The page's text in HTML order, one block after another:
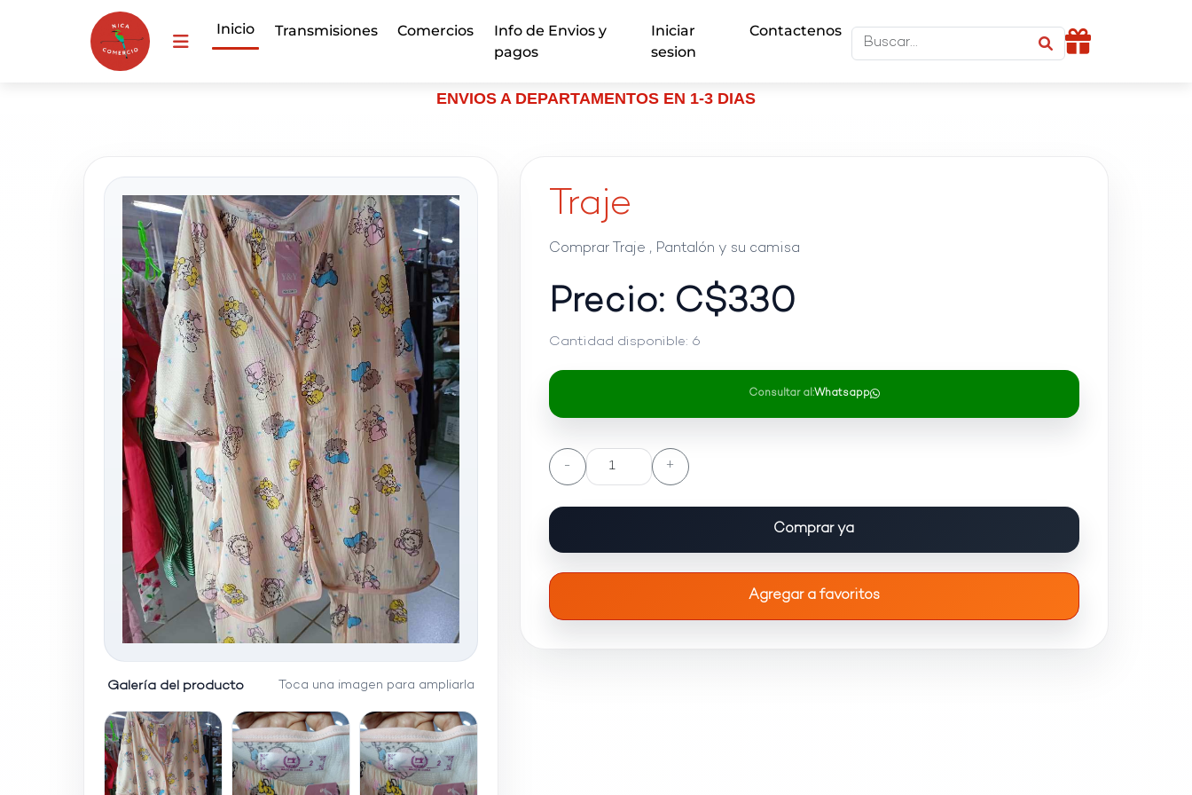
Inicio Transmisiones Comercios
Info de Envios y
pagos
Iniciar
sesion
Contactenos
ENVIOS A DEPARTAMENTOS EN 1-3 DIAS
Galería del producto Toca una imagen para ampliarla
Traje
Comprar Traje , Pantalón y su camisa
Precio: C$330
Cantidad disponible: 6
Consultar al:Whatsapp
- +
Comprar ya
Agregar a favoritos